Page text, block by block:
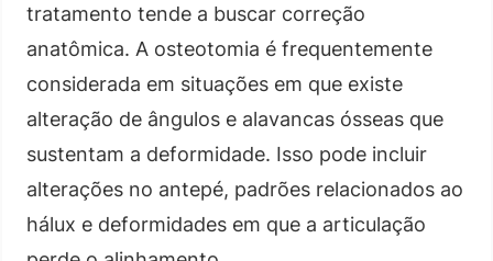
tratamento tende a buscar correção
anatômica. A osteotomia é frequentemente
considerada em situações em que existe
alteração de ângulos e alavancas ósseas que
sustentam a deformidade. Isso pode incluir
alterações no antepé, padrões relacionados ao
hálux e deformidades em que a articulação